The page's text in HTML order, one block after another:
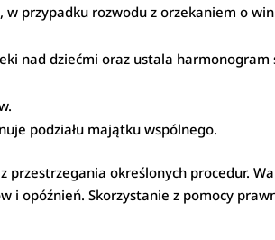
w przypadku rozwodu z orzekaniem o
nad dziećmi oraz ustala
podziału majątku wspólnego.
określonych procedur.
i opóźnień. Skorzystanie z pomocy